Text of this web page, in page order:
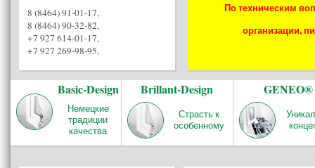
8 (8464) 91-01-17,
8 (8464) 90-32-82,
+7 927 614-01-17,
+7 927 269-98-95,
По техническим
организации,
Basic-Design
Немецкие
традиции
качества
Brillant-Design
Страсть к
особенному
GENEO®